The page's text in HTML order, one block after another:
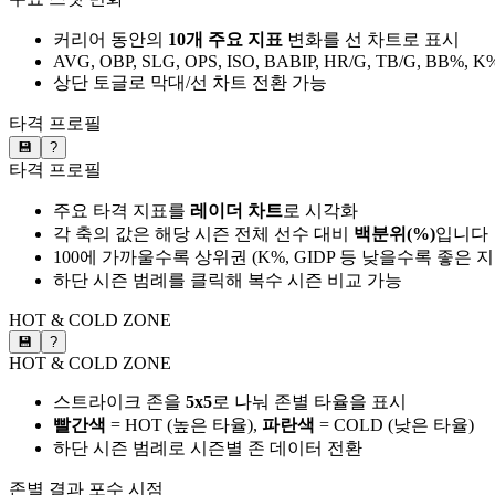
커리어 동안의 10개 주요 지표 변화를 선 차트로 표시
AVG, OBP, SLG, OPS, ISO, BABIP, HR/G, TB/G, BB%,
상단 토글로 막대/선 차트 전환 가능
타격 프로필
💾 ?
타격 프로필
주요 타격 지표를 레이더 차트로 시각화
각 축의 값은 해당 시즌 전체 선수 대비 백분위(%)입니다
100에 가까울수록 상위권 (K%, GIDP 등 낮을수록 좋은
하단 시즌 범례를 클릭해 복수 시즌 비교 가능
HOT & COLD ZONE
💾 ?
HOT & COLD ZONE
스트라이크 존을 5x5로 나눠 존별 타율을 표시
빨간색 = HOT (높은 타율), 파란색 = COLD (낮은 타율)
하단 시즌 범례로 시즌별 존 데이터 전환
존별 결과 포수 시점